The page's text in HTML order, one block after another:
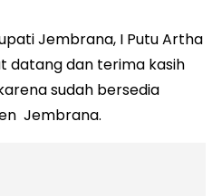
Jembrana, I Putu Artha
datang dan terima kasih
sudah bersedia
Jembrana.